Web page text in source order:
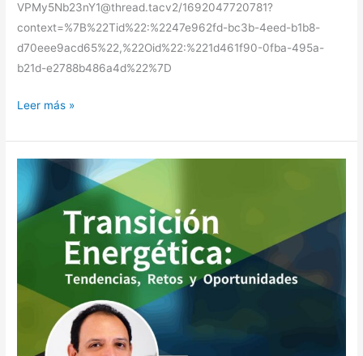
VPMy5Nb23nY1@thread.tacv2/1692047720781?
context=%7B%22Tid%22:%2247e962fd-bc3b-4eed-b1b8-
d70eee9acd65%22,%22Oid%22:%221d461f90-0fba-495a-
b21d-e2788b486a4d%22%7D
Leer más »
Energética